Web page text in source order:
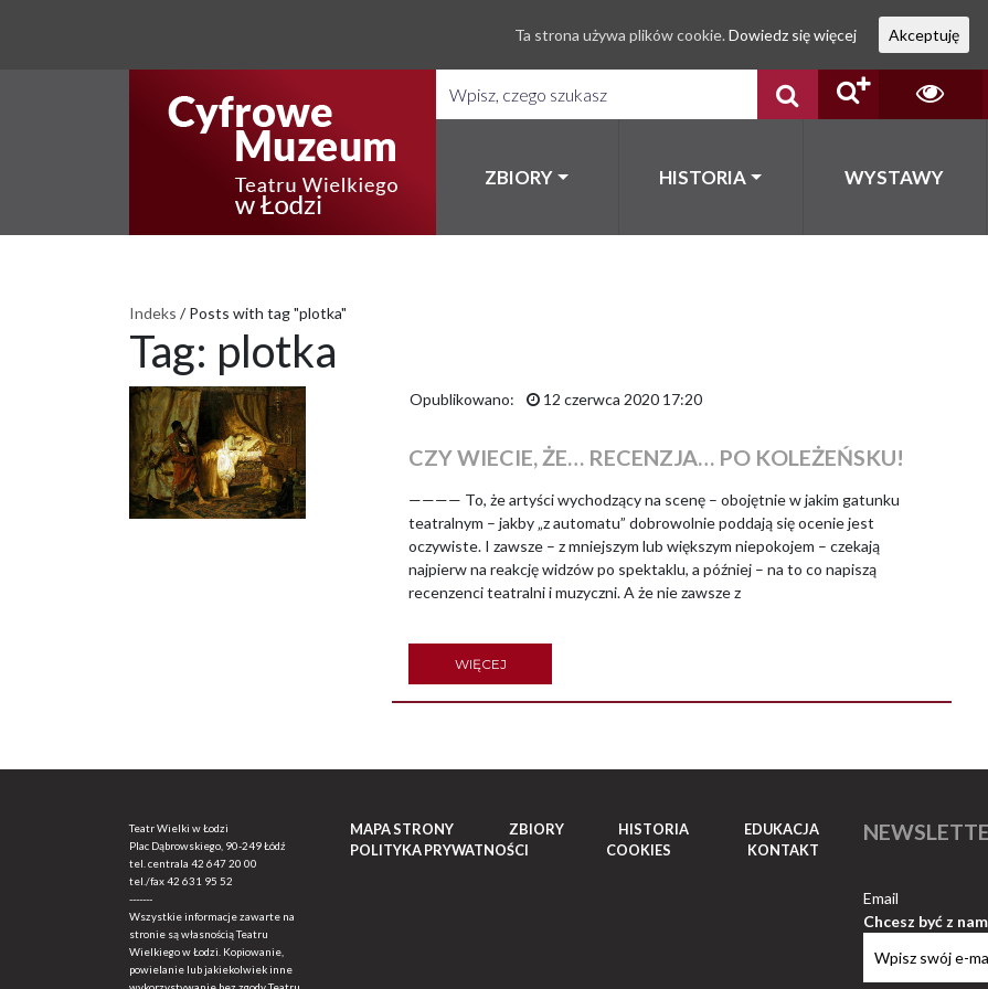
ZBIORY HISTORIA WYSTAWY
Indeks / Posts with tag "plotka"
Tag: plotka
Opublikowano: 12 czerwca 2020 17:20
CZY WIECIE, ŻE… RECENZJA… PO KOLEŻEŃSKU!
———— To, że artyści wychodzący na scenę – obojętnie w jakim gatunku
teatralnym – jakby „z automatu” dobrowolnie poddają się ocenie jest
oczywiste. I zawsze – z mniejszym lub większym niepokojem – czekają
najpierw na reakcję widzów po spektaklu, a później – na to co napiszą
recenzenci teatralni i muzyczni. A że nie zawsze z
WIĘCEJ
Teatr Wielki w Łodzi
Plac Dąbrowskiego, 90-249 Łódź
tel. centrala 42 647 20 00
tel./fax42 631 95 52
-------
Wszystkie informacje zawarte na
stronie są własnością Teatru
Wielkiego w Łodzi. Kopiowanie,
powielanie lub jakiekolwiek inne
MAPA STRONY ZBIORY HISTORIA
EDUKACJA
POLITYKA PRYWATNOŚCI
COOKIES KONTAKT
Email
Chcesz być z
Ta strona używa plików cookie. Dowiedz się więcej Akceptuję